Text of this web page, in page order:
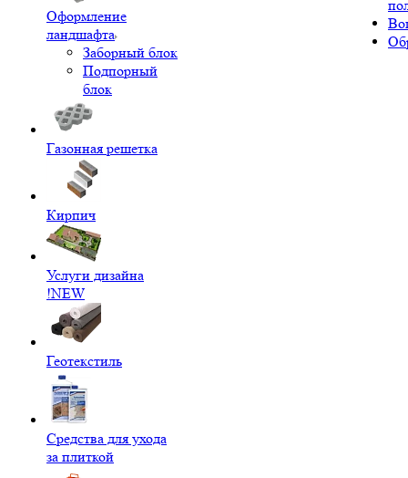
Оформление
ландшафта
Заборный блок
Подпорный
блок
Газонная решетка
Кирпич
Услуги дизайна
!NEW
Геотекстиль
Средства для ухода
за плиткой